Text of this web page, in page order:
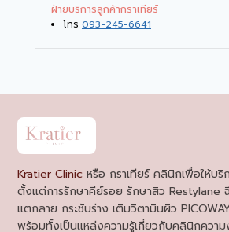
ฝ่ายบริการลูกค้ากราเทียร์
โทร 093-245-6641
Kratier Clinic หรือ กราเทียร์ คลินิกเพื่อให้บริ
ตั้งแต่การรักษาคีย์รอย รักษาสิว Restylane
แตกลาย กระชับร่าง เติมวิตามินผิว
พร้อมทั้งเป็นแหล่งความรู้เกี่ยวกับคลินิกความ